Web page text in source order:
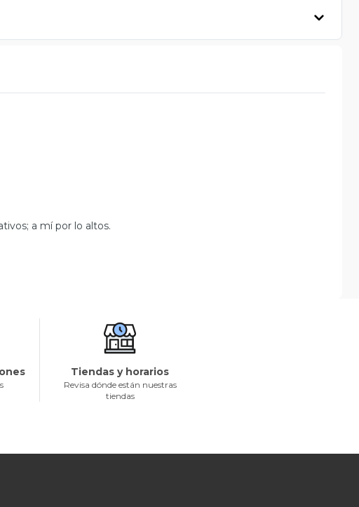
a mí por lo altos.
Tiendas y horarios
Revisa dónde están nuestras
tiendas